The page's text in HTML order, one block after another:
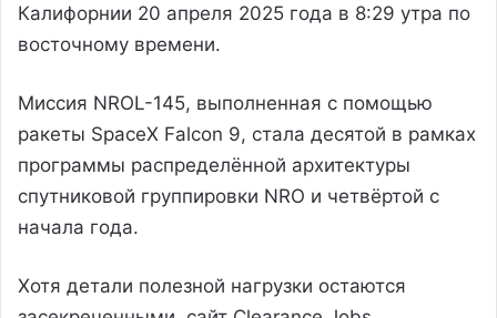
Калифорнии 20 апреля 2025 года в 8:29 утра по
восточному времени.
Миссия NROL-145, выполненная с помощью
ракеты SpaceX Falcon 9, стала десятой в рамках
программы распределённой архитектуры
спутниковой группировки NRO и четвёртой с
начала года.
Хотя детали полезной нагрузки остаются